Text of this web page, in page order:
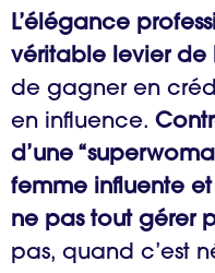
L’élégance
véritable levier de
de gagner en
en influence.
d’une
femme influente
ne pas tout gérer
pas, quand c’est